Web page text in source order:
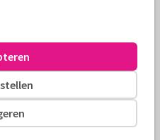
achtergrond.
wens aan te passen
- by Lidy